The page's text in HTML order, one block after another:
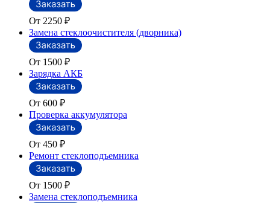
От 2250 ₽
Замена стеклоочистителя (дворника)
От 1500 ₽
Зарядка АКБ
От 600 ₽
Проверка аккумулятора
От 450 ₽
Ремонт стеклоподъемника
От 1500 ₽
Замена стеклоподъемника